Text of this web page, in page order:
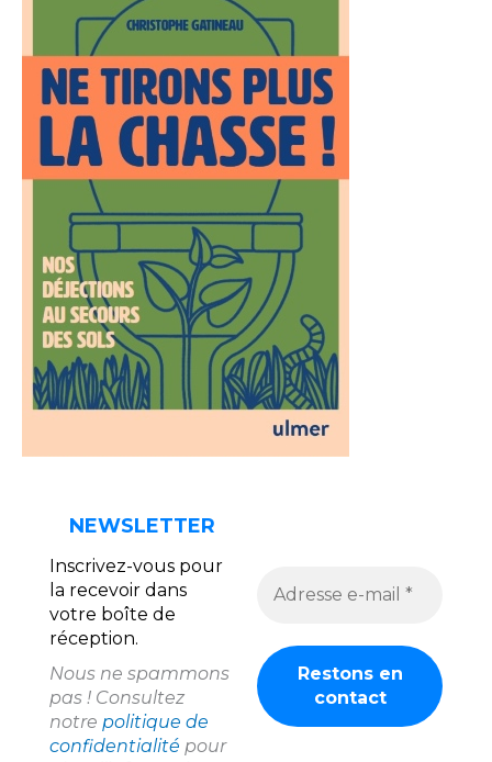
NEWSLETTER
Inscrivez-vous pour
la recevoir dans
votre boîte de
réception.
Nous ne spammons
pas ! Consultez
notre politique de
confidentialité pour